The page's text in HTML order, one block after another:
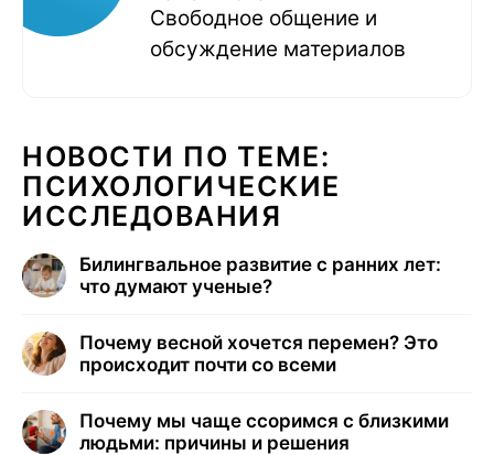
Свободное общение и
обсуждение материалов
НОВОСТИ ПО ТЕМЕ:
ПСИХОЛОГИЧЕСКИЕ
ИССЛЕДОВАНИЯ
Билингвальное развитие с ранних лет:
что думают ученые?
Почему весной хочется перемен? Это
происходит почти со всеми
Почему мы чаще ссоримся с близкими
людьми: причины и решения